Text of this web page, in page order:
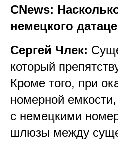
CNews:
немецкого
Сергей Члек:
который
Кроме того, при
номерной
с немецкими
шлюзы между